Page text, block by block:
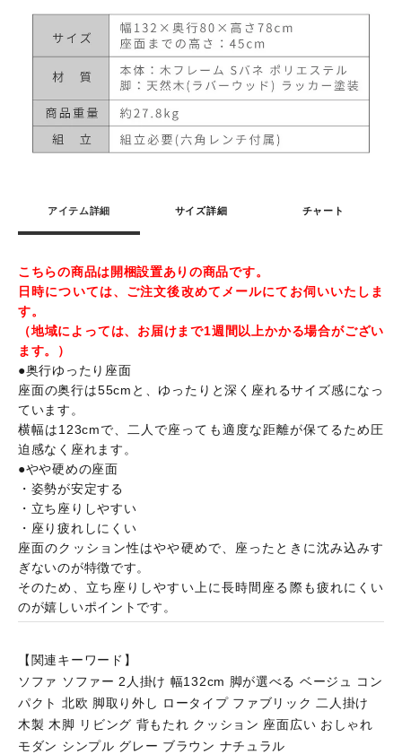
アイテム詳細 サイズ詳細 チャート
こちらの商品は開梱設置ありの商品です。
日時については、ご注文後改めてメールにてお伺いいたしま
す。
（地域によっては、お届けまで1週間以上かかる場合がござい
ます。）
●奥行ゆったり座面
座面の奥行は55cmと、ゆったりと深く座れるサイズ感になっ
ています。
横幅は123cmで、二人で座っても適度な距離が保てるため圧
迫感なく座れます。
●やや硬めの座面
・姿勢が安定する
・立ち座りしやすい
・座り疲れしにくい
座面のクッション性はやや硬めで、座ったときに沈み込みす
ぎないのが特徴です。
そのため、立ち座りしやすい上に長時間座る際も疲れにくい
のが嬉しいポイントです。
【関連キーワード】
ソファ ソファー 2人掛け 幅132cm 脚が選べる ベージュ コン
パクト 北欧 脚取り外し ロータイプ ファブリック 二人掛け
木製 木脚 リビング 背もたれ クッション 座面広い おしゃれ
モダン シンプル グレー ブラウン ナチュラル